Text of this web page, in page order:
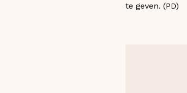
te geven. (PD)